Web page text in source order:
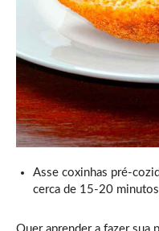
Asse coxinhas pré-
cerca de 15-20